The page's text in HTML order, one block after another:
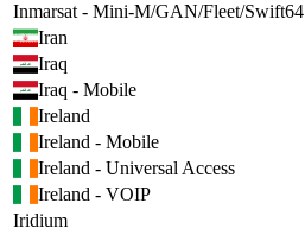
Inmarsat - Mini-M/GAN/Fleet/Swift64
Iran
Iraq
Iraq - Mobile
Ireland
Ireland - Mobile
Ireland - Universal Access
Ireland - VOIP
Iridium